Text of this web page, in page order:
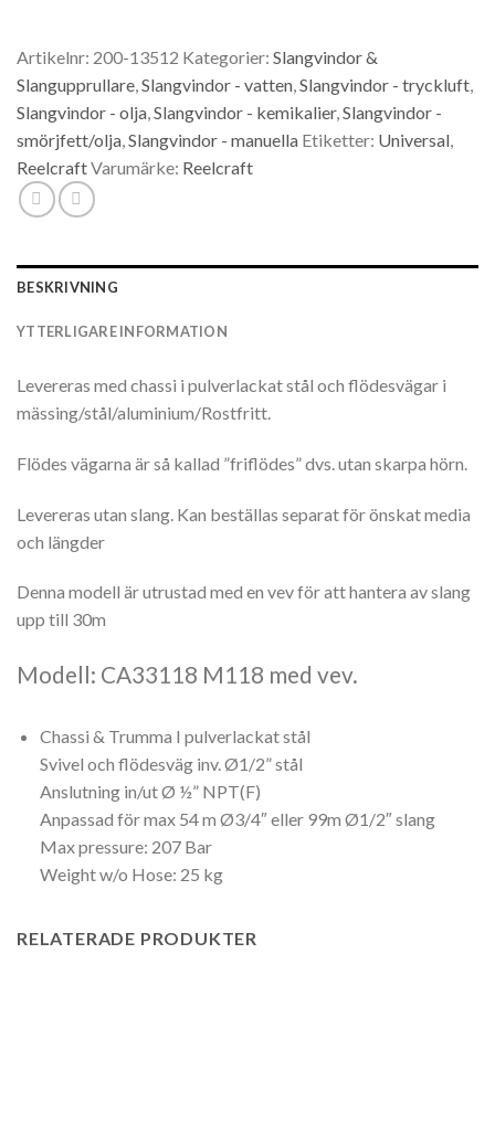
Artikelnr: 200-13512 Kategorier: Slangvindor &
Slangupprullare,Slangvindor - vatten,Slangvindor - tryckluft,
Slangvindor - olja,Slangvindor - kemikalier,Slangvindor -
smörjfett/olja,Slangvindor - manuella Etiketter: Universal,
ReelcraftVarumärke: Reelcraft
BESKRIVNING
YTTERLIGARE INFORMATION
Levereras med chassi i pulverlackat stål och flödesvägar i
mässing/stål/aluminium/Rostfritt.
Flödes vägarna är så kallad ”friflödes” dvs. utan skarpa hörn.
Levereras utan slang. Kan beställas separat för önskat media
och längder
Denna modell är utrustad med en vev för att hantera av slang
upp till 30m
Modell: CA33118 M118 med vev.
Chassi & Trumma I pulverlackat stål
Svivel och flödesväg inv. Ø1/2” stål
Anslutning in/ut Ø ½” NPT(F)
Anpassad för max 54 m Ø3/4″ eller 99m Ø1/2″ slang
Max pressure: 207 Bar
Weight w/o Hose: 25 kg
RELATERADE PRODUKTER